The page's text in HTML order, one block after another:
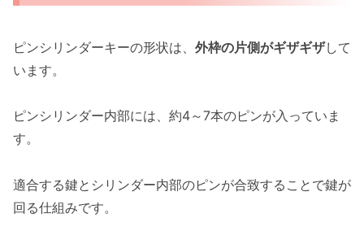
ピンシリンダーキーの形状は、 外枠の片側がギザギザして
います。
ピンシリンダー内部には、約4～7本のピンが入っていま
す。
適合する鍵とシリンダー内部のピンが合致することで鍵が
回る仕組みです。